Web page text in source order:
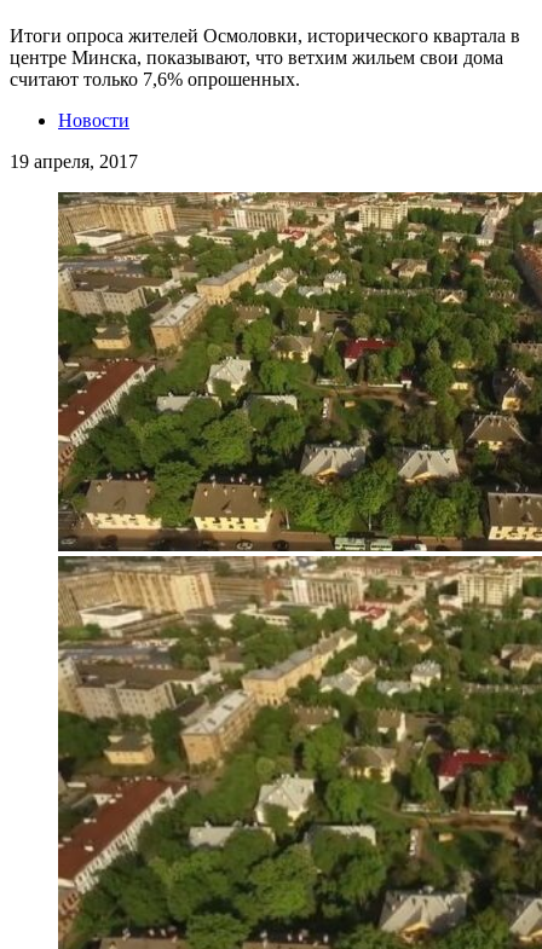
Итоги опроса жителей Осмоловки, исторического квартала в
центре Минска, показывают, что ветхим жильем свои дома
считают только 7,6% опрошенных.
Новости
19 апреля, 2017